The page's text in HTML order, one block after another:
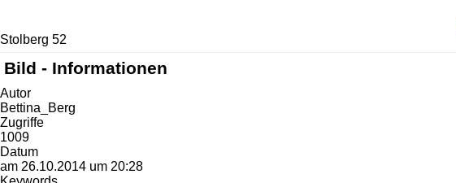
Stolberg 52
Bild - Informationen
Autor
Bettina_Berg
Zugriffe
1009
Datum
am 26.10.2014 um 20:28